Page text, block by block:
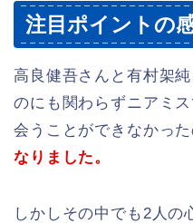
注目ポイントの
高良健吾さんと有村架
のにも関わらずニアミ
会うことができなかった
なりました。
しかしその中でも2人の